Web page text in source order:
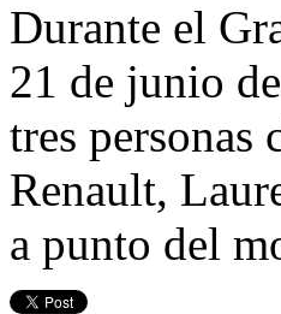
Durante el
21 de junio
tres
Renault,
a punto del